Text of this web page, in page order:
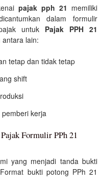
pajak pph 21 memiliki
dalam formulir
untuk Pajak PPH 21
antara lain:
tetap dan tidak tetap
shift
kerja
Formulir PPh 21
yang menjadi tanda bukti
bukti potong PPh 21